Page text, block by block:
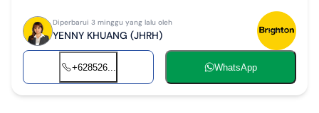
Diperbarui 3 minggu yang lalu oleh
YENNY KHUANG (JHRH)
+628526... WhatsApp